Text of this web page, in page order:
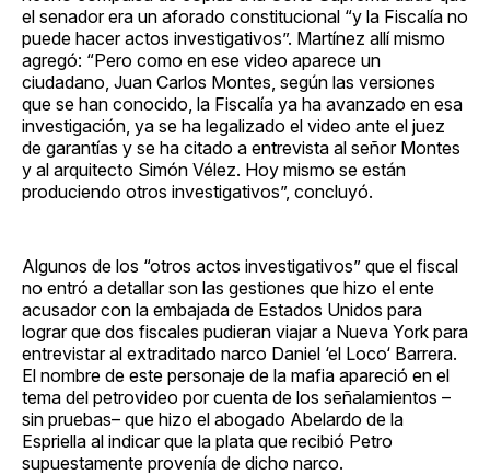
el senador era un aforado constitucional “y la Fiscalía no
puede hacer actos investigativos”. Martínez allí mismo
agregó: “Pero como en ese video aparece un
ciudadano, Juan Carlos Montes, según las versiones
que se han conocido, la Fiscalía ya ha avanzado en esa
investigación, ya se ha legalizado el video ante el juez
de garantías y se ha citado a entrevista al señor Montes
y al arquitecto Simón Vélez. Hoy mismo se están
produciendo otros investigativos”, concluyó.
Algunos de los “otros actos investigativos” que el fiscal
no entró a detallar son las gestiones que hizo el ente
acusador con la embajada de Estados Unidos para
lograr que dos fiscales pudieran viajar a Nueva York para
entrevistar al extraditado narco Daniel ‘el Loco‘ Barrera.
El nombre de este personaje de la mafia apareció en el
tema del petrovideo por cuenta de los señalamientos –
sin pruebas– que hizo el abogado Abelardo de la
Espriella al indicar que la plata que recibió Petro
supuestamente provenía de dicho narco.